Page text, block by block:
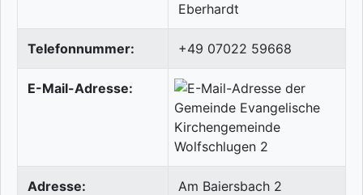
Eberhardt
Telefonnummer: +49 07022 59668
E-Mail-Adresse:
Adresse:
Am Baiersbach 2